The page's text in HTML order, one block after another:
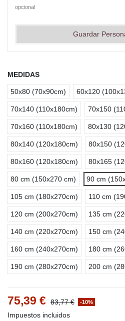
opcional
Guardar
MEDIDAS
50x80 (70x90cm) 60x120
70x140 (110x180cm) 70x150
70x160 (110x180cm) 80x130
80x140 (120x180cm) 80x150
80x160 (120x180cm) 80x165
80 cm (150x270 cm) 90 cm
105 cm (180x270cm) 110 cm
120 cm (200x270cm) 135 cm
140 cm (220x270cm) 150 cm
160 cm (240x270cm) 180 cm
190 cm (280x270cm) 200 cm
75,39 € 83,77 € -10%
Impuestos incluidos